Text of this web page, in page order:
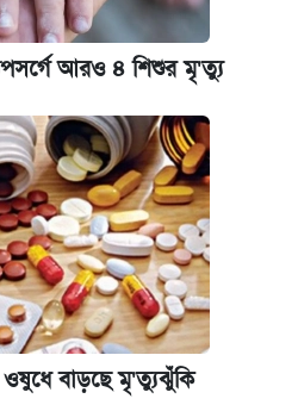
আরও ৪ শিশুর মৃ'ত্যু
বাড়ছে মৃ'ত্যুঝুঁকি